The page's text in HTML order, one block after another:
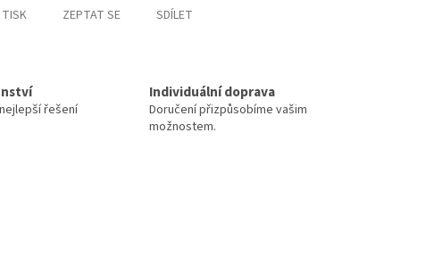
TISK ZEPTAT SE SDÍLET
řešení
Individuální doprava
Doručení přizpůsobíme vašim
možnostem.